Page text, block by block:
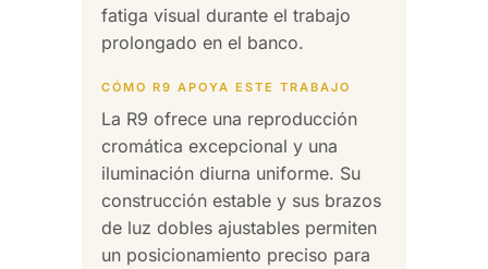
fatiga visual durante el trabajo
prolongado en el banco.
CÓMO R9 APOYA ESTE TRABAJO
La R9 ofrece una reproducción
cromática excepcional y una
iluminación diurna uniforme. Su
construcción estable y sus brazos
de luz dobles ajustables permiten
un posicionamiento preciso para